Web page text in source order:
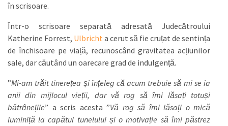
în scrisoare.
Într-o scrisoare separată adresată Judecătroului
Katherine Forrest, Ulbricht a cerut să fie cruțat de sentința
de închisoare pe viață, recunoscând gravitatea acțiunilor
sale, dar căutând un oarecare grad de indulgență.
”Mi-am trăit tinerețea și înțeleg că acum trebuie să mi se ia
anii din mijlocul vieții, dar vă rog să îmi lăsați totuși
bătrânețile” a scris acesta ”Vă rog să îmi lăsați o mică
luminiță la capătul tunelului și o motivație să îmi păstrez